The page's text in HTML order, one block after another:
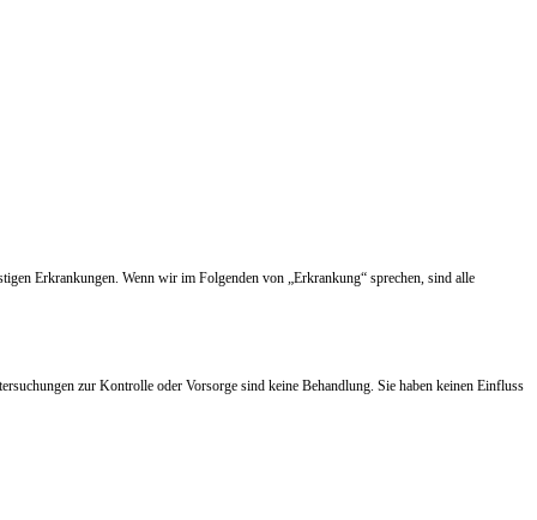
Erkrankungen. Wenn wir im Folgenden von „Erkrankung“ sprechen, sind alle
zur Kontrolle oder Vorsorge sind keine Behandlung. Sie haben keinen Einfluss